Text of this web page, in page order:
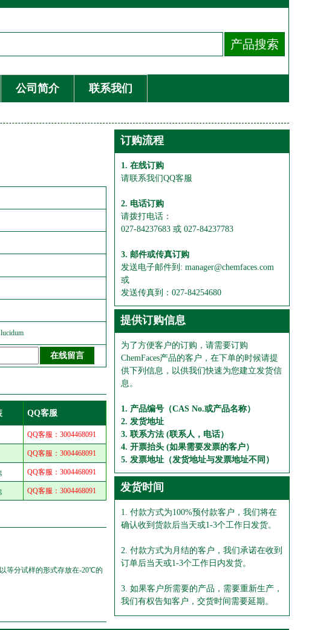
公司简介 联系我们
QQ客服
QQ客服：3004468091
QQ客服：3004468091
QQ客服：3004468091
QQ客服：3004468091
等分试样的形式存放在-20℃的
订购流程
1. 在线订购
请联系我们QQ客服
2. 电话订购
请拨打电话：
027-84237683 或 027-84237783
3. 邮件或传真订购
发送电子邮件到: manager@chemfaces.com
或
发送传真到：027-84254680
提供订购信息
为了方便客户的订购，请需要订购
ChemFaces产品的客户，在下单的时候请提
供下列信息，以供我们快速为您建立发货信
息。
1. 产品编号（CAS No.或产品名称）
2. 发货地址
3. 联系方法 (联系人，电话）
4. 开票抬头 (如果需要发票的客户）
5. 发票地址（发货地址与发票地址不同）
发货时间
1. 付款方式为100%预付款客户，我们将在
确认收到货款后当天或1-3个工作日发货。
2. 付款方式为月结的客户，我们承诺在收到
订单后当天或1-3个工作日内发货。
3. 如果客户所需要的产品，需要重新生产，
我们有权告知客户，交货时间需要延期。